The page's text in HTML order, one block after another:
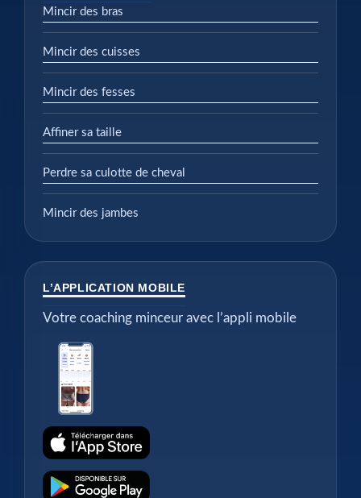
Mincir des bras
Mincir des cuisses
Mincir des fesses
Affiner sa taille
Perdre sa culotte de cheval
Mincir des jambes
L’APPLICATION MOBILE
Votre coaching minceur avec l’appli mobile